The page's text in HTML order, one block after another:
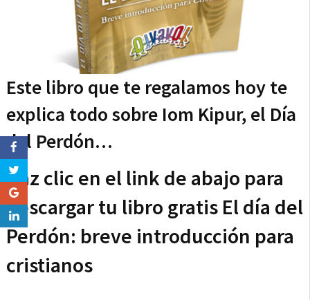
Este libro que te regalamos hoy te
explica todo sobre Iom Kipur, el Día
del Perdón…
Haz clic en el link de abajo para
descargar tu libro gratis El día del
Perdón: breve introducción para
cristianos